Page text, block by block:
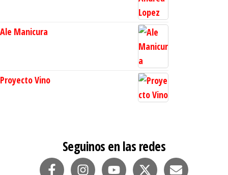
Ale Manicura
Proyecto Vino
Seguinos en las redes